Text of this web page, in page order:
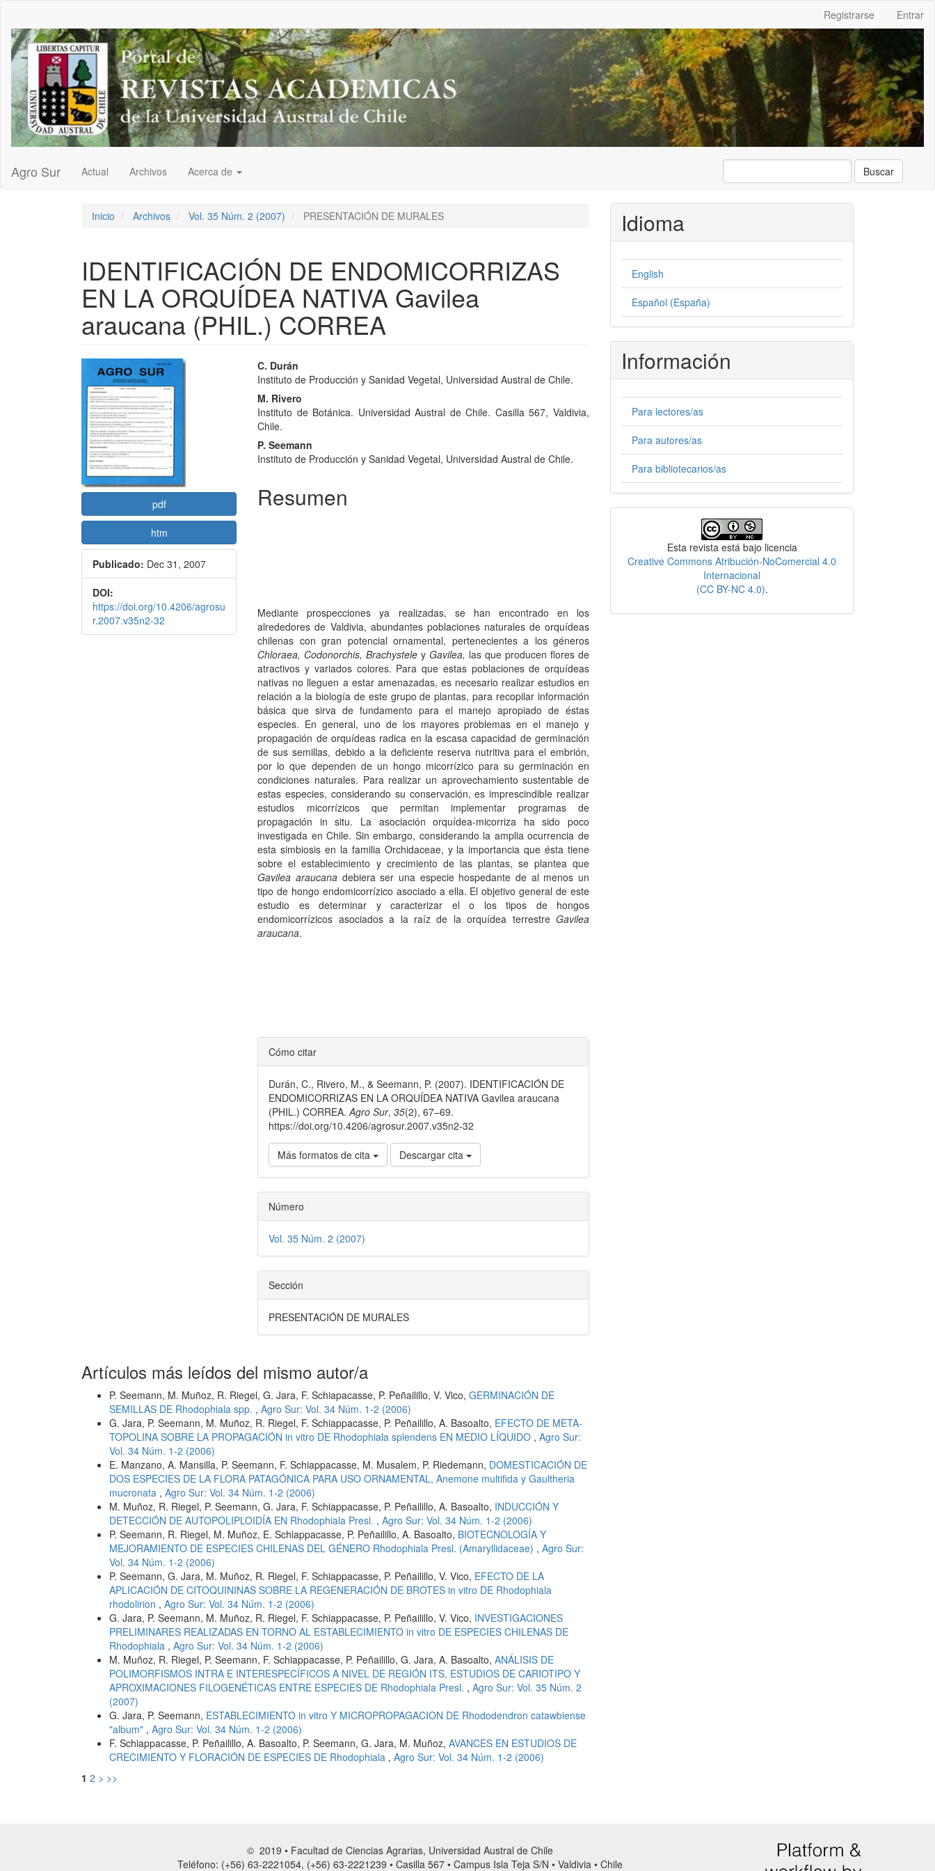
Contenido
principal
Barra
lateral
Registrarse Entrar
Agro Sur Actual Archivos Acerca de Buscar
Inicio Archivos Vol. 35 Núm. 2 (2007) PRESENTACIÓN DE MURALES
IDENTIFICACIÓN DE ENDOMICORRIZAS
EN LA ORQUÍDEA NATIVA Gavilea
araucana (PHIL.) CORREA
Barra
lateral
del
artículo
pdf
htm
Publicado: Dec 31, 2007
DOI:
https://doi.org/10.4206/agrosu
r.2007.v35n2-32
Contenido
principal
del
artículo
C. Durán
Instituto de Producción y Sanidad Vegetal, Universidad Austral de Chile.
M. Rivero
Instituto de Botánica. Universidad Austral de Chile. Casilla 567, Valdivia,
Chile.
P. Seemann
Instituto de Producción y Sanidad Vegetal, Universidad Austral de Chile.
Resumen
Mediante prospecciones ya realizadas, se han encontrado en los
alrededores de Valdivia, abundantes poblaciones naturales de orquídeas
chilenas con gran potencial ornamental, pertenecientes a los géneros
Chloraea, Codonorchis, BrachysteleyGavilea, las que producen flores de
atractivos y variados colores. Para que estas poblaciones de orquídeas
nativas no lleguen a estar amenazadas, es necesario realizar estudios en
relación a la biología de este grupo de plantas, para recopilar información
básica que sirva de fundamento para el manejo apropiado de éstas
especies. En general, uno de los mayores problemas en el manejo y
propagación de orquídeas radica en la escasa capacidad de germinación
de sus semillas, debido a la deficiente reserva nutritiva para el embrión,
por lo que dependen de un hongo micorrízico para su germinación en
condiciones naturales. Para realizar un aprovechamiento sustentable de
estas especies, considerando su conservación, es imprescindible realizar
estudios micorrízicos que permitan implementar programas de
propagación in situ. La asociación orquídea-micorriza ha sido poco
investigada en Chile. Sin embargo, considerando la amplia ocurrencia de
esta simbiosis en la familia Orchidaceae, y la importancia que ésta tiene
sobre el establecimiento y crecimiento de las plantas, se plantea que
Gavilea araucana debiera ser una especie hospedante de al menos un
tipo de hongo endomicorrízico asociado a ella. El objetivo general de este
estudio es determinar y caracterizar el o los tipos de hongos
endomicorrízicos asociados a la raíz de la orquídea terrestre Gavilea
araucana.
Detalles
del
artículo
Cómo citar
Durán, C., Rivero, M., & Seemann, P. (2007). IDENTIFICACIÓN DE
ENDOMICORRIZAS EN LA ORQUÍDEA NATIVA Gavilea araucana
(PHIL.) CORREA.Agro Sur,35(2), 67–69.
https://doi.org/10.4206/agrosur.2007.v35n2-32
Más formatos de cita Descargar cita
Número
Vol. 35 Núm. 2 (2007)
Sección
PRESENTACIÓN DE MURALES
Artículos más leídos del mismo autor/a
P. Seemann, M. Muñoz, R. Riegel, G. Jara, F. Schiapacasse, P. Peñailillo, V. Vico, GERMINACIÓN DE
SEMILLAS DE Rhodophiala spp. , Agro Sur: Vol. 34 Núm. 1-2 (2006)
G. Jara, P. Seemann, M. Muñoz, R. Riegel, F. Schiappacasse, P. Peñailillo, A. Basoalto, EFECTO DE META-
TOPOLINA SOBRE LA PROPAGACIÓN in vitro DE Rhodophiala splendens EN MEDIO LÍQUIDO , Agro Sur:
Vol. 34 Núm. 1-2 (2006)
E. Manzano, A. Mansilla, P. Seemann, F. Schiappacasse, M. Musalem, P. Riedemann, DOMESTICACIÓN DE
DOS ESPECIES DE LA FLORA PATAGÓNICA PARA USO ORNAMENTAL, Anemone multifida y Gaultheria
mucronata , Agro Sur: Vol. 34 Núm. 1-2 (2006)
M. Muñoz, R. Riegel, P. Seemann, G. Jara, F. Schiappacasse, P. Peñailillo, A. Basoalto, INDUCCIÓN Y
DETECCIÓN DE AUTOPOLIPLOIDÍA EN Rhodophiala Presl. , Agro Sur: Vol. 34 Núm. 1-2 (2006)
P. Seemann, R. Riegel, M. Muñoz, E. Schiappacasse, P. Peñailillo, A. Basoalto, BIOTECNOLOGÍA Y
MEJORAMIENTO DE ESPECIES CHILENAS DEL GÉNERO Rhodophiala Presl. (Amaryllidaceae) , Agro Sur:
Vol. 34 Núm. 1-2 (2006)
P. Seemann, G. Jara, M. Muñoz, R. Riegel, F. Schiappacasse, P. Peñailillo, V. Vico, EFECTO DE LA
APLICACIÓN DE CITOQUININAS SOBRE LA REGENERACIÓN DE BROTES in vitro DE Rhodophiala
rhodolirion , Agro Sur: Vol. 34 Núm. 1-2 (2006)
G. Jara, P. Seemann, M. Muñoz, R. Riegel, F. Schiappacasse, P. Peñailillo, V. Vico, INVESTIGACIONES
PRELIMINARES REALIZADAS EN TORNO AL ESTABLECIMIENTO in vitro DE ESPECIES CHILENAS DE
Rhodophiala , Agro Sur: Vol. 34 Núm. 1-2 (2006)
M. Muñoz, R. Riegel, P. Seemann, F. Schiappacasse, P. Peñailillo, G. Jara, A. Basoalto, ANÁLISIS DE
POLIMORFISMOS INTRA E INTERESPECÍFICOS A NIVEL DE REGIÓN ITS, ESTUDIOS DE CARIOTIPO Y
APROXIMACIONES FILOGENÉTICAS ENTRE ESPECIES DE Rhodophiala Presl. , Agro Sur: Vol. 35 Núm. 2
(2007)
G. Jara, P. Seemann, ESTABLECIMIENTO in vitro Y MICROPROPAGACION DE Rhododendron catawbiense
"album" , Agro Sur: Vol. 34 Núm. 1-2 (2006)
F. Schiappacasse, P. Peñailillo, A. Basoalto, P. Seemann, G. Jara, M. Muñoz, AVANCES EN ESTUDIOS DE
CRECIMIENTO Y FLORACIÓN DE ESPECIES DE Rhodophiala , Agro Sur: Vol. 34 Núm. 1-2 (2006)
1 2 > >>
Idioma
English
Español (España)
Información
Para lectores/as
Para autores/as
Para bibliotecarios/as
Esta revista está bajo licencia
Creative Commons Atribución-NoComercial 4.0
Internacional
(CC BY-NC 4.0).
© 2019 • Facultad de Ciencias Agrarias, Universidad Austral de Chile
Teléfono: (+56) 63-2221054, (+56) 63-2221239 • Casilla 567 • Campus Isla Teja S/N • Valdivia • Chile